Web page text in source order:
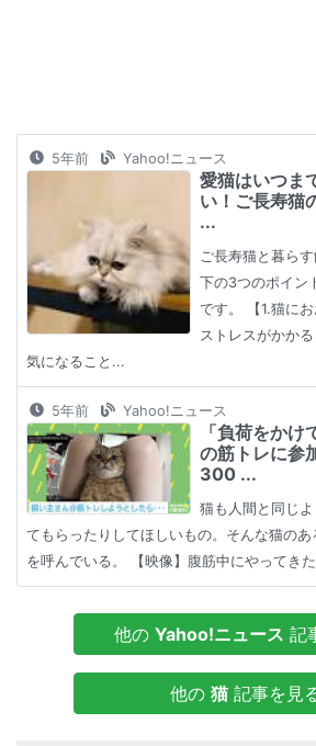
5年前 Yahoo!ニュース
愛猫はいつま
い！ご長寿猫
...
ご長寿猫と暮ら
下の3つのポイン
です。 【1.猫に
ストレスがかか
気になること...
5年前 Yahoo!ニュース
「負荷をか
の筋トレに参
300 ...
猫も人間と同じ
てもらったりしてほしいもの。そんな猫の
を呼んでいる。 【映像】腹筋中にやってき
他の Yahoo!ニュース 記
他の 猫記事を見